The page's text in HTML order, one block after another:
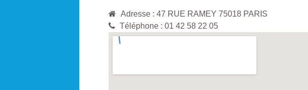
Adresse : 47 RUE RAMEY 75018 PARIS
Téléphone : 01 42 58 22 05